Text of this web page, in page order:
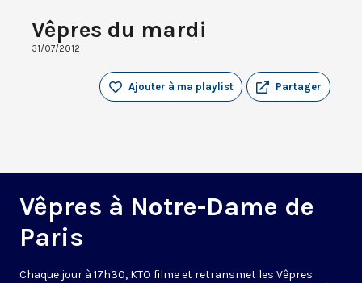
Vêpres du mardi
31/07/2012
Partager
Ajouter à ma playlist
Vêpres à Notre-Dame de
Paris
Chaque jour à 17h30, KTO filme et retransmet les Vêpres